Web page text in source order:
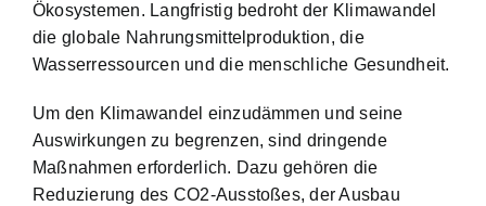
Ökosystemen. Langfristig bedroht der Klimawandel
die globale Nahrungsmittelproduktion, die
Wasserressourcen und die menschliche Gesundheit.
Um den Klimawandel einzudämmen und seine
Auswirkungen zu begrenzen, sind dringende
Maßnahmen erforderlich. Dazu gehören die
Reduzierung des CO2-Ausstoßes, der Ausbau